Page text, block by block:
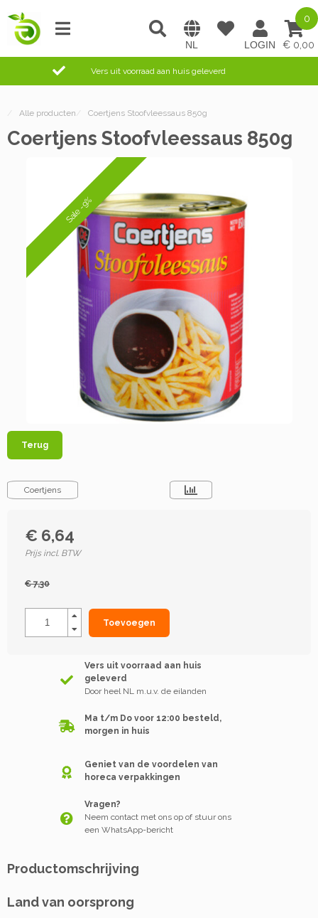
0,00
0
Vers uit voorraad aan huis geleverd
/ Alle producten / Coertjens Stoofvleessaus 850g
Coertjens Stoofvleessaus 850g
Sale -9%
Terug
Coertjens
€ 6,64
Prijs incl. BTW
€ 7,30
Toevoegen
Vers uit voorraad aan huis
geleverd
Door heel NL m.u.v. de eilanden
Ma t/m Do voor 12:00 besteld,
morgen in huis
Geniet van de voordelen van
horeca verpakkingen
Vragen?
Neem contact met ons op of stuur ons
een WhatsApp-bericht
Productomschrijving
Land van oorsprong